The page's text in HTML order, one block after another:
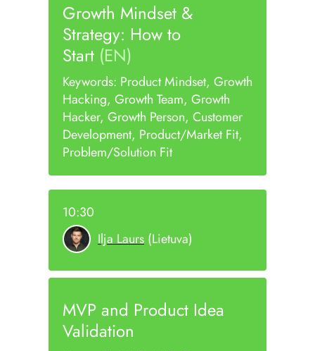
Growth Mindset &
Strategy: How to
Start (EN)
Keywords: Product Mindset, Growth
Hacking, Growth Team, Growth
Hacker, Growth Person, Customer
Development, Product/Market Fit,
Problem/Solution Fit
10:30
Ilja Laurs (Lietuva)
MVP and Product Idea
Validation